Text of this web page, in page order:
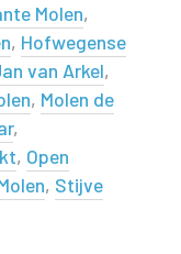
Molen,
, Hofwegense
van Arkel,
, Molen de
,
, Open
, Stijve